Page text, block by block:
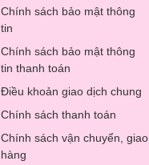
Chính sách bảo mật thông
tin
Chính sách bảo mật thông
tin thanh toán
Điều khoản giao dịch chung
Chính sách thanh toán
Chính sách vận chuyển, giao
hàng